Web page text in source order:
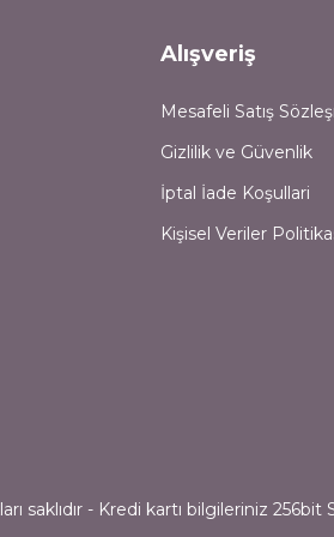
Alışveriş
Mesafeli Satış
Gizlilik ve Güvenlik
İptal İade Koşullari
Kişisel Veriler
- Kredi kartı bilgileriniz 256bit